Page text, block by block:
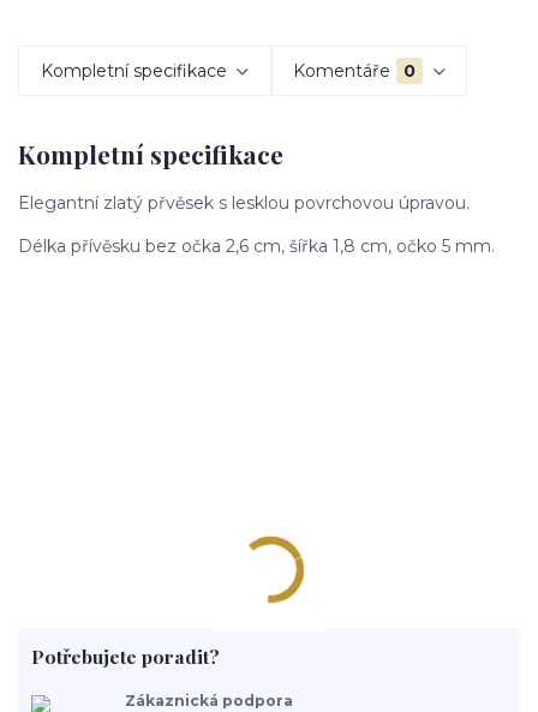
Kompletní specifikace Komentáře 0
Kompletní specifikace
Elegantní zlatý přvěsek s lesklou povrchovou úpravou.
Délka přívěsku bez očka 2,6 cm, šířka 1,8 cm, očko 5 mm.
Potřebujete poradit?
Zákaznická podpora